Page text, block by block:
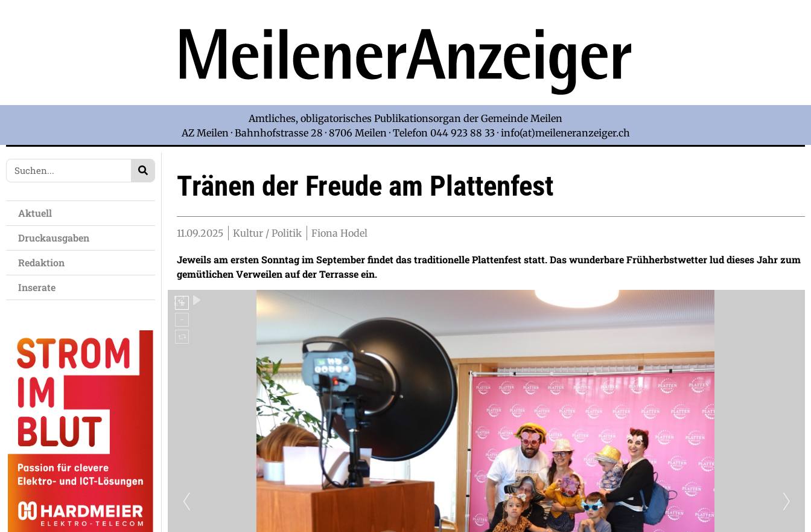
Amtliches, obligatorisches Publikationsorgan der Gemeinde Meilen
AZ Meilen · Bahnhofstrasse 28 · 8706 Meilen · Telefon 044 923 88 33 · info(at)meileneranzeiger.ch
Aktuell
Druckausgaben
Redaktion
Inserate
Tränen der Freude am Plattenfest
11.09.2025 Kultur / Politik Fiona Hodel
Jeweils am ersten Sonntag im September findet das traditionelle Plattenfest statt. Das wunderbare Frühherbstwetter lud dieses Jahr zum
gemütlichen Verweilen auf der Terrasse ein.